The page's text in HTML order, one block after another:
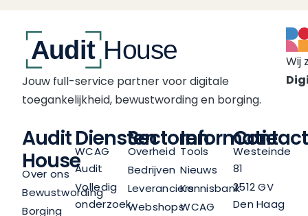
Jouw full-service partner voor digitale
toegankelijkheid, bewustwording en borging.
Wij
Audit
House
Over ons
Bewustwording
Borging
Diensten
WCAG
Audit
Volledig
onderzoek
Sectoren
Overheid
Bedrijven
Leveranciers
Webshops
Informatie
Tools
Nieuws
Kennisbank
WCAG
Contact
Westeinde
81
2512 GV
Den Haag